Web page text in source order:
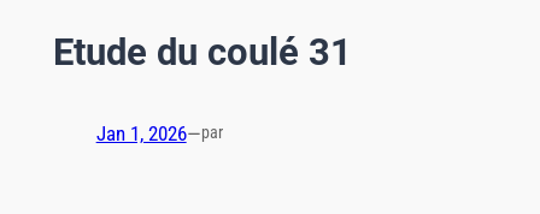
Etude du coulé 31
Jan 1, 2026—par